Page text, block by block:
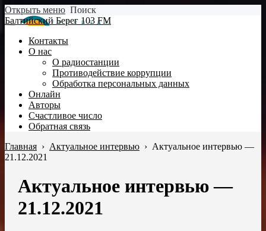
Открыть меню Поиск
Балтийский Берег 103 FM
Контакты
О нас
О радиостанции
Противодействие коррупции
Обработка персональных данных
Онлайн
Авторы
Счастливое число
Обратная связь
Главная › Актуальное интервью › Актуальное интервью —
21.12.2021
Актуальное интервью —
21.12.2021